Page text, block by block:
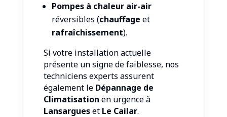
Pompes à chaleur air-air
réversibles (chauffage et
rafraîchissement).
Si votre installation actuelle
présente un signe de faiblesse, nos
techniciens experts assurent
également le Dépannage de
Climatisation en urgence à
Lansargueset Le Cailar.